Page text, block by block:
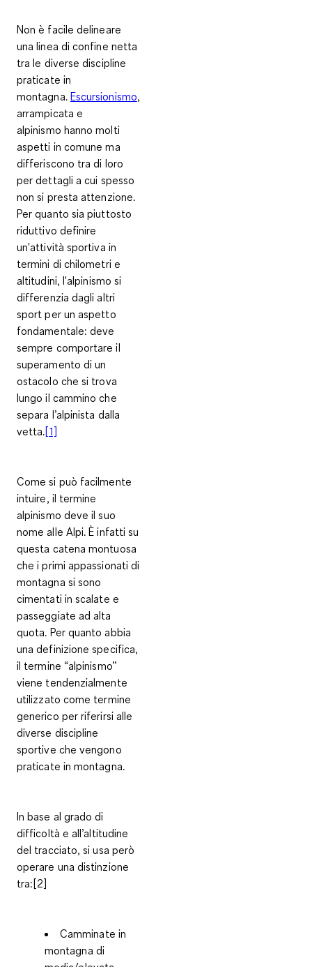
Non è facile delineare
una linea di confine netta
tra le diverse discipline
praticate in
montagna. Escursionismo,
arrampicata e
alpinismo hanno molti
aspetti in comune ma
differiscono tra di loro
per dettagli a cui spesso
non si presta attenzione.
Per quanto sia piuttosto
riduttivo definire
un'attività sportiva in
termini di chilometri e
altitudini, l'alpinismo si
differenzia dagli altri
sport per un aspetto
fondamentale: deve
sempre comportare il
superamento di un
ostacolo che si trova
lungo il cammino che
separa l’alpinista dalla
vetta.[1]
Come si può facilmente
intuire, il termine
alpinismo deve il suo
nome alle Alpi. È infatti su
questa catena montuosa
che i primi appassionati di
montagna si sono
cimentati in scalate e
passeggiate ad alta
quota. Per quanto abbia
una definizione specifica,
il termine “alpinismo”
viene tendenzialmente
utilizzato come termine
generico per riferirsi alle
diverse discipline
sportive che vengono
praticate in montagna.
In base al grado di
difficoltà e all’altitudine
del tracciato, si usa però
operare una distinzione
tra:[2]
Camminate in
montagna di